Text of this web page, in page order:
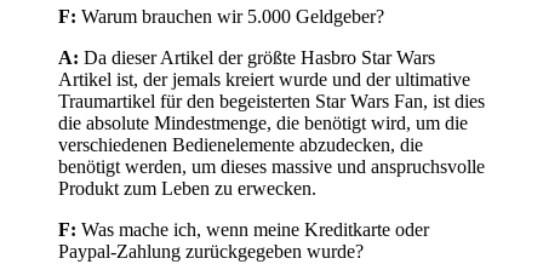
F: Warum brauchen wir 5.000 Geldgeber?
A: Da dieser Artikel der größte Hasbro Star Wars
Artikel ist, der jemals kreiert wurde und der ultimative
Traumartikel für den begeisterten Star Wars Fan, ist dies
die absolute Mindestmenge, die benötigt wird, um die
verschiedenen Bedienelemente abzudecken, die
benötigt werden, um dieses massive und anspruchsvolle
Produkt zum Leben zu erwecken.
F: Was mache ich, wenn meine Kreditkarte oder
Paypal-Zahlung zurückgegeben wurde?